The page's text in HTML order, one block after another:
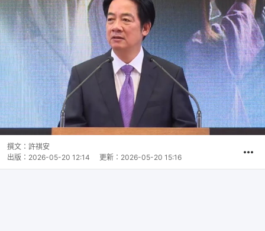
撰文： 許祺安
出版： 2026-05-20 12:14 更新： 2026-05-20 15:16